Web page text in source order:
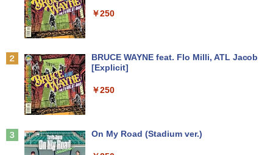
【★最大100%ポイント】【新生活応援・
Let's note CF-SZ6/第7世代 Core i5/メモ
トパソコン/Windows11/Windows10
3.1GHz Win11 Pro SSD ミニパソコン U
SB3.2×4 3画面 4K 高速2.4G/5GWi-Fi B
￥6,480
モニター 27インチ 100Hz FHD VAパネル
スピーカー搭載 ブルーライト軽減 ノング
調整 高視野角 178° Adaptive-Sync対応
￥1,650
Anker Soundcore P31i ブラック
Anker Soundcore Liberty 5 ミッドナイトブ
￥250
BRUCE WAYNE feat. Flo Milli, ATL Jacob
[Explicit]
￥250
On My Road (Stadium ver.)